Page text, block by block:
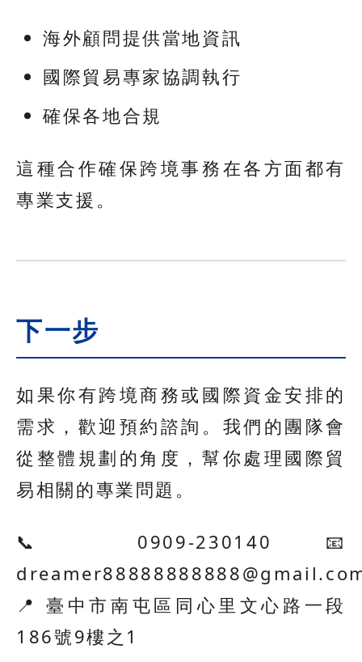
海外顧問提供當地資訊
國際貿易專家協調執行
確保各地合規
這種合作確保跨境事務在各方面都有
專業支援。
下一步
如果你有跨境商務或國際資金安排的
需求，歡迎預約諮詢。我們的團隊會
從整體規劃的角度，幫你處理國際貿
易相關的專業問題。
📞 0909-230140 📧
📍 臺中市南屯區同心里文心路一段
186號9樓之1